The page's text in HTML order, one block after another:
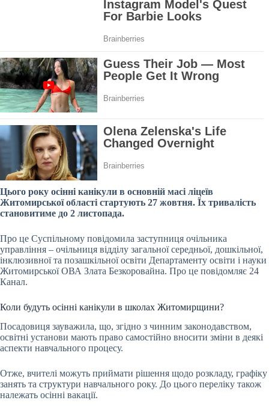
Цього року осінні канікули в основній масі ліцеїв
Житомирської області стартують 27 жовтня. Їх тривалість
становитиме до 2 листопада.
Про це Суспільному повідомила заступниця очільника
управління – очільниця відділу загальної середньої, дошкільної,
інклюзивної та позашкільної освіти Департаменту освіти і науки
Житомирської ОВА Злата Безкоровайна. Про це повідомляє 24
Канал.
Коли будуть осінні канікули в школах Житомирщини?
Посадовиця зауважила, що, згідно з чинним законодавством,
освітні установи мають право самостійно вносити зміни в деякі
аспекти навчального процесу.
Отже, вчителі можуть приймати рішення щодо розкладу, графіку
занять та структури навчального року. До цього переліку також
належать осінні вакації.